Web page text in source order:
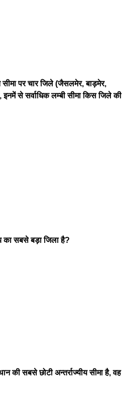
सीमा पर चार जिले (जैसलमेर, बाड़मेर,
इनमें से सर्वाधिक लम्बी सीमा किस जिले की
का सबसे बड़ा जिला है?
की सबसे छोटी अन्तर्राज्यीय सीमा है, वह